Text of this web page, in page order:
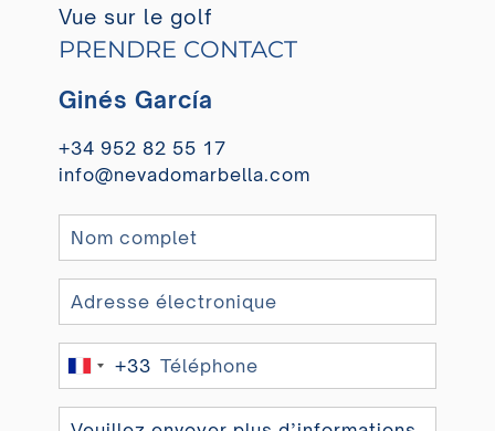
Vue sur le golf
PRENDRE CONTACT
Ginés García
+34 952 82 55 17
info@nevadomarbella.com
France
+33